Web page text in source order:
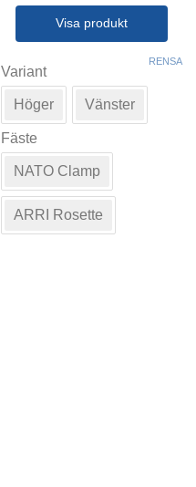
till
2,199 kr
Visa produkt
här
produkten
har
flera
varianter.
De
kan
Variant
Höger Vänster
Fäste
NATO Clamp
ARRI Rosette
RENSA